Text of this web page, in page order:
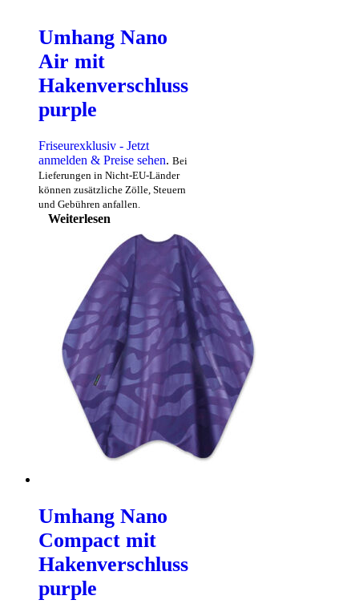
Umhang Nano
Air mit
Hakenverschluss
purple
Friseurexklusiv - Jetzt
anmelden & Preise sehen. Bei
Lieferungen in Nicht-EU-Länder
können zusätzliche Zölle, Steuern
und Gebühren anfallen.
Weiterlesen
Umhang Nano
Compact mit
Hakenverschluss
purple